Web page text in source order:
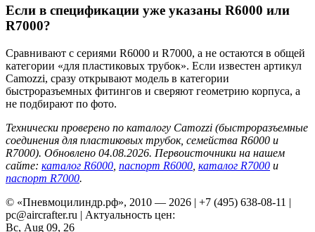
Если в спецификации уже указаны R6000 или
R7000?
Сравнивают с сериями R6000 и R7000, а не остаются в общей
категории «для пластиковых трубок». Если известен артикул
Camozzi, сразу открывают модель в категории
быстроразъемных фитингов и сверяют геометрию корпуса, а
не подбирают по фото.
Технически проверено по каталогу Camozzi (быстроразъемные
соединения для пластиковых трубок, семейства R6000 и
R7000). Обновлено 04.08.2026. Первоисточники на нашем
сайте: каталог R6000 паспорт R6000 каталог R7000 и
паспорт R7000.
© «Пневмоцилиндр.рф», 2010 — 2026 | +7 (495) 638-08-11 |
pc@aircrafter.ru | Актуальность цен:
Вс, Aug 09, 26